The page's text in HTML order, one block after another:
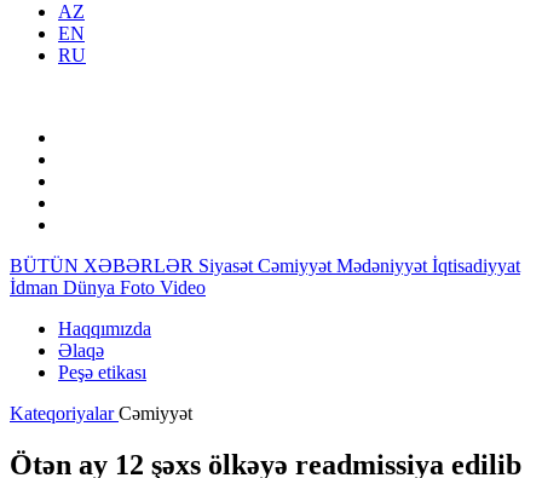
AZ
EN
RU
BÜTÜN XƏBƏRLƏR Siyasət Cəmiyyət Mədəniyyət İqtisadiyyat
İdman Dünya Foto Video
Haqqımızda
Əlaqə
Peşə etikası
KateqoriyalarCəmiyyət
Ötən ay 12 şəxs ölkəyə readmissiya edilib